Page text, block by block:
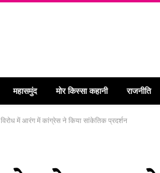
महासमुंद मोर किस्सा कहानी राजनीति
में आरंग में कांग्रेस ने किया सांकेतिक प्रदर्शन